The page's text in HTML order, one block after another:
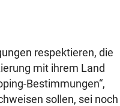
respektieren, die
mit ihrem Land
Bestimmungen“,
sollen, sei noch